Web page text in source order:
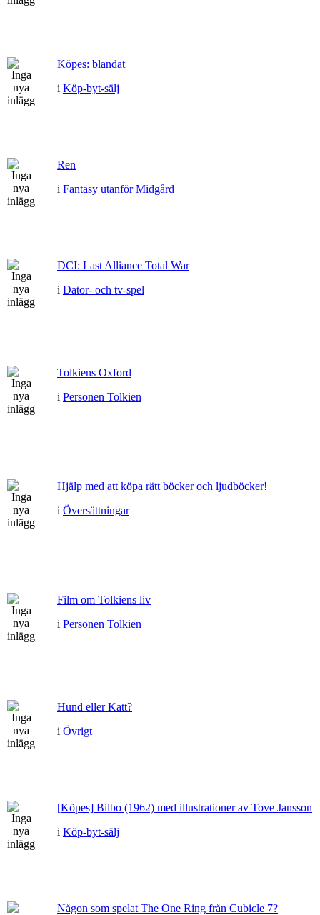
Köpes: blandat
i Köp-byt-sälj
Ren
i Fantasy utanför Midgård
DCI: Last Alliance Total War
i Dator- och tv-spel
Tolkiens Oxford
i Personen Tolkien
Hjälp med att köpa rätt böcker och ljudböcker!
i Översättningar
Film om Tolkiens liv
i Personen Tolkien
Hund eller Katt?
i Övrigt
[Köpes] Bilbo (1962) med illustrationer av Tove Jansson
i Köp-byt-sälj
Någon som spelat The One Ring från Cubicle 7?